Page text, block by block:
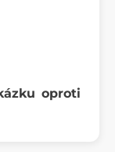
oproti